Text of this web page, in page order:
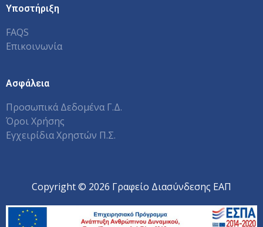
Υποστήριξη
FAQS
Επικοινωνία
Ασφάλεια
Προσωπικά Δεδομένα Γ.Δ.
Όροι Χρήσης
Εγχειρίδια Χρηστών Π.Σ.
Copyright © 2026 Γραφείο Διασύνδεσης ΕΑΠ